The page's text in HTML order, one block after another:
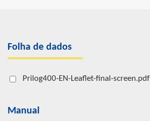
Folha de dados
Prilog400-EN-Leaflet-final-screen.pdf
Manual